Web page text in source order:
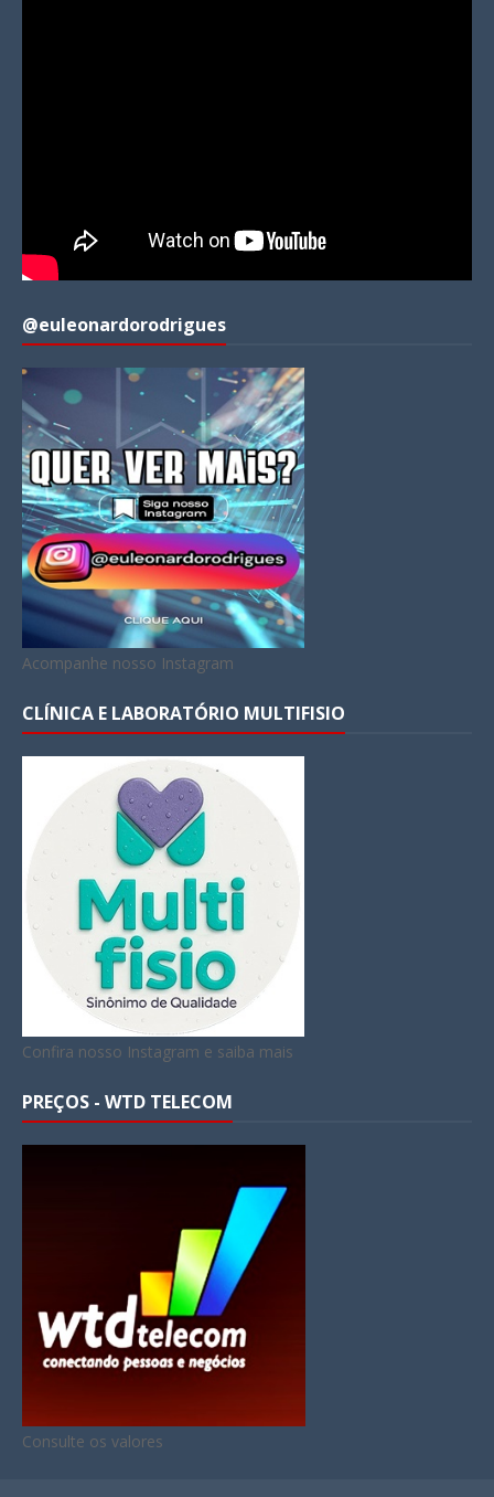
@euleonardorodrigues
Acompanhe nosso Instagram
CLÍNICA E LABORATÓRIO MULTIFISIO
Confira nosso Instagram e saiba mais
PREÇOS - WTD TELECOM
Consulte os valores